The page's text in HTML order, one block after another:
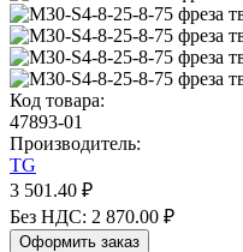
Код товара:
47893-01
Производитель:
TG
3 501.40 ₽
Без НДС: 2 870.00 ₽
Оформить заказ